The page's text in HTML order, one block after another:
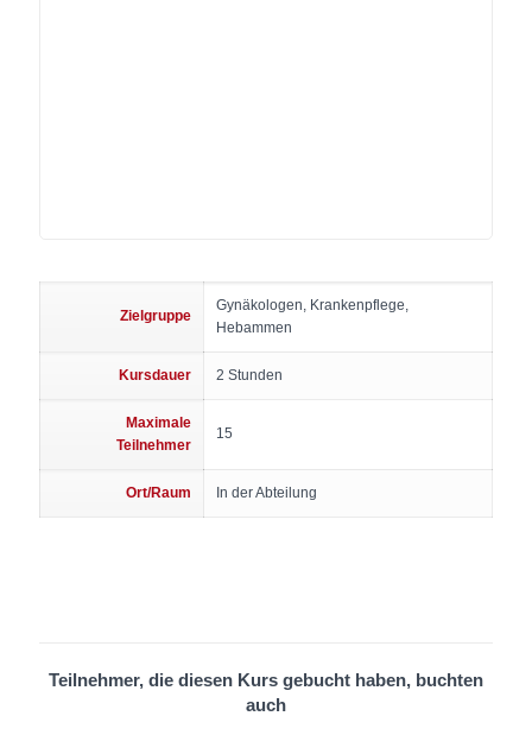
Zielgruppe
Gynäkologen, Krankenpflege,
Hebammen
Kursdauer 2 Stunden
Maximale
Teilnehmer
15
Ort/Raum In der Abteilung
Teilnehmer, die diesen Kurs gebucht haben, buchten
auch